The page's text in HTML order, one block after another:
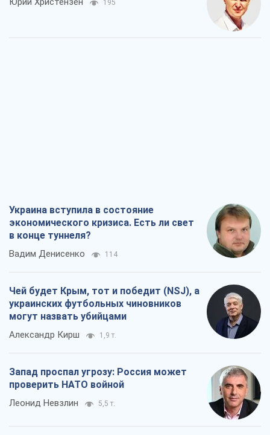
195
Украина вступила в состояние
экономического кризиса. Есть ли свет
в конце туннеля?
Вадим Денисенко 114
Чей будет Крым, тот и победит (NSJ), а
украинских футбольных чиновников
могут назвать убийцами
Александр Кирш 1,9 т.
Запад проспал угрозу: Россия может
проверить НАТО войной
Леонид Невзлин 5,5 т.